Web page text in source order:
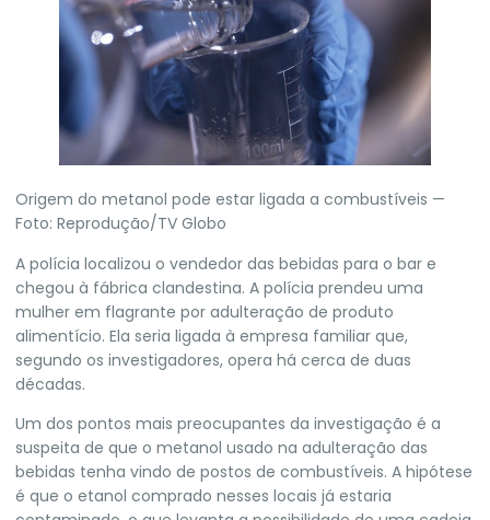
Origem do metanol pode estar ligada a combustíveis —
Foto: Reprodução/TV Globo
A polícia localizou o vendedor das bebidas para o bar e
chegou à fábrica clandestina. A polícia prendeu uma
mulher em flagrante por adulteração de produto
alimentício. Ela seria ligada à empresa familiar que,
segundo os investigadores, opera há cerca de duas
décadas.
Um dos pontos mais preocupantes da investigação é a
suspeita de que o metanol usado na adulteração das
bebidas tenha vindo de postos de combustíveis. A hipótese
é que o etanol comprado nesses locais já estaria